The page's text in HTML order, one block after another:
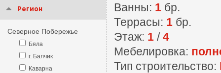
Регион
Северное Побережье
Бяла
г. Балчик
Каварна
Ванны: 1 бр.
Террасы: 1 бр.
Этаж: 1 /4
Мебелировка:
Тип строительство: